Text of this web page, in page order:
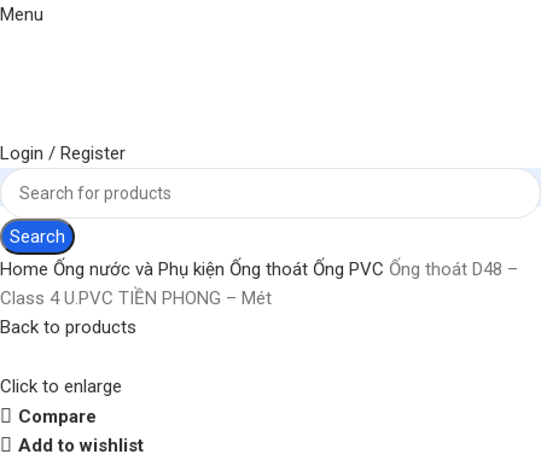
Menu
Login / Register
Search
Home Ống nước và Phụ kiện Ống thoát Ống PVC Ống thoát D48 –
Class 4 U.PVC TIỀN PHONG – Mét
Back to products
Click to enlarge
Compare
Add to wishlist